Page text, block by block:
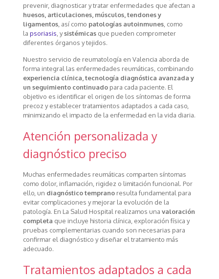
prevenir, diagnosticar y tratar enfermedades que afectan a
huesos, articulaciones, músculos, tendones y
ligamentos, así como patologías autoinmunes, como
la psoriasis , ysistémicasque pueden comprometer
diferentes órganos y tejidos.
Nuestro servicio de reumatología en Valencia aborda de
forma integral las enfermedades reumáticas, combinando
experiencia clínica, tecnología diagnóstica avanzada y
un seguimiento continuadopara cada paciente. El
objetivo es identificar el origen de los síntomas de forma
precoz y establecer tratamientos adaptados a cada caso,
minimizando el impacto de la enfermedad en la vida diaria.
Atención personalizada y
diagnóstico preciso
Muchas enfermedades reumáticas comparten síntomas
como dolor, inflamación, rigidez o limitación funcional. Por
ello, un diagnóstico tempranoresulta fundamental para
evitar complicaciones y mejorar la evolución de la
patología. En La Salud Hospital realizamos una valoración
completa que incluye historia clínica, exploración física y
pruebas complementarias cuando son necesarias para
confirmar el diagnóstico y diseñar el tratamiento más
adecuado.
Tratamientos adaptados a cada